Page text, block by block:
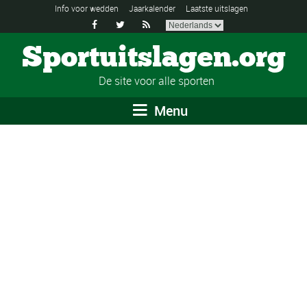
Info voor wedden Jaarkalender Laatste uitslagen
  
Sportuitslagen.org
De site voor alle sporten
Menu